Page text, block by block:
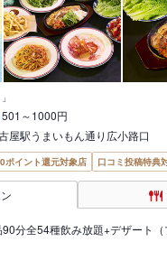
501～1000円
屋駅うまいもん通り広小路口
ポイント還元対象店 口コミ投稿特典
90分全54種飲み放題+デザート